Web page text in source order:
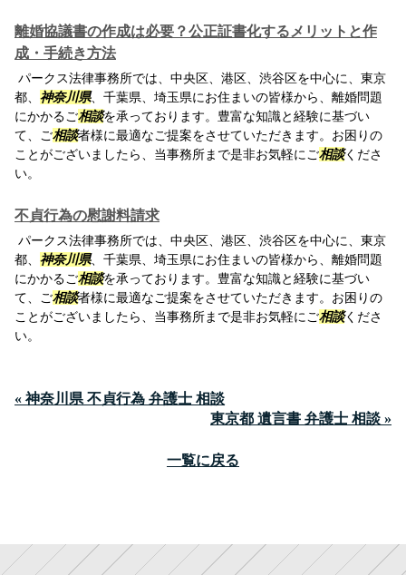
離婚協議書の作成は必要？公正証書化するメリットと作
成・手続き方法
パークス法律事務所では、中央区、港区、渋谷区を中心に、東京
都、 神奈川県、千葉県、埼玉県にお住まいの皆様から、離婚問題
にかかるご相談を承っております。豊富な知識と経験に基づい
て、ご相談者様に最適なご提案をさせていただきます。お困りの
ことがございましたら、当事務所まで是非お気軽にご相談くださ
い。
不貞行為の慰謝料請求
パークス法律事務所では、中央区、港区、渋谷区を中心に、東京
都、 神奈川県、千葉県、埼玉県にお住まいの皆様から、離婚問題
にかかるご相談を承っております。豊富な知識と経験に基づい
て、ご相談者様に最適なご提案をさせていただきます。お困りの
ことがございましたら、当事務所まで是非お気軽にご相談くださ
い。
« 神奈川県 不貞行為 弁護士 相談
東京都 遺言書 弁護士 相談 »
一覧に戻る